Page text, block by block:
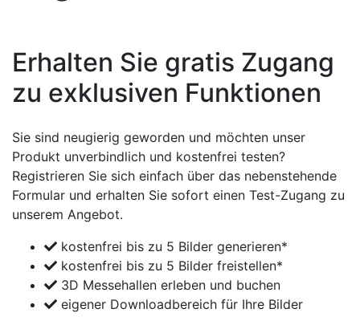
Erhalten Sie gratis Zugang
zu exklusiven Funktionen
Sie sind neugierig geworden und möchten unser
Produkt unverbindlich und kostenfrei testen?
Registrieren Sie sich einfach über das nebenstehende
Formular und erhalten Sie sofort einen Test-Zugang zu
unserem Angebot.
kostenfrei bis zu 5 Bilder generieren*
kostenfrei bis zu 5 Bilder freistellen*
3D Messehallen erleben und buchen
eigener Downloadbereich für Ihre Bilder